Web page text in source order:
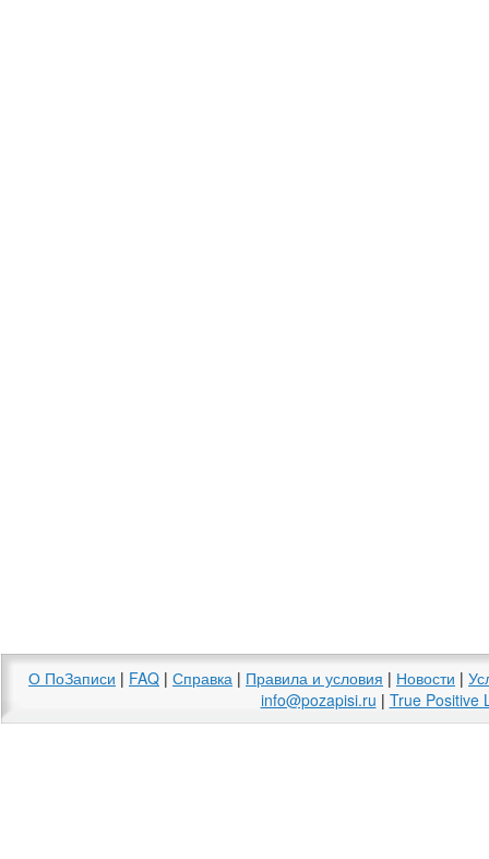
О ПоЗаписи | FAQ | Справка | Правила и условия | Новости |
info@pozapisi.ru | True Positive